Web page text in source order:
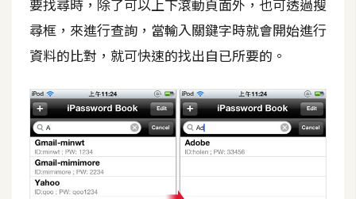
前
H
T
M
L
/
C
要找尋時，除了可以上下滾動頁面外，也可透過搜
尋框，來進行查詢，當輸入關鍵字時就會開始進行
資料的比對，就可快速的找出自已所要的。